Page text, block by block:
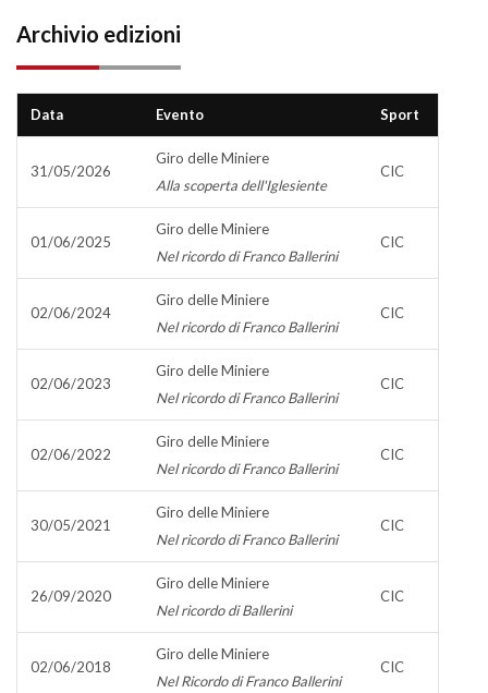
Archivio edizioni
Data Evento Sport
31/05/2026
Giro delle Miniere
Alla scoperta dell'Iglesiente
CIC
01/06/2025
Giro delle Miniere
Nel ricordo di Franco Ballerini
CIC
02/06/2024
Giro delle Miniere
Nel ricordo di Franco Ballerini
CIC
02/06/2023
Giro delle Miniere
Nel ricordo di Franco Ballerini
CIC
02/06/2022
Giro delle Miniere
Nel ricordo di Franco Ballerini
CIC
30/05/2021
Giro delle Miniere
Nel ricordo di Franco Ballerini
CIC
26/09/2020
Giro delle Miniere
Nel ricordo di Ballerini
CIC
02/06/2018
Giro delle Miniere
Nel Ricordo di Franco Ballerini
CIC